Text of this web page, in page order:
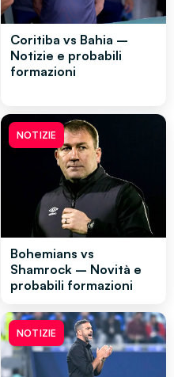
Coritiba vs Bahia –
Notizie e probabili
formazioni
NOTIZIE
Bohemians vs
Shamrock – Novità e
probabili formazioni
NOTIZIE